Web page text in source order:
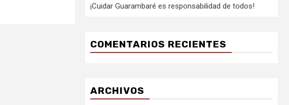
¡Cuidar Guarambaré es responsabilidad de todos!
COMENTARIOS RECIENTES
ARCHIVOS